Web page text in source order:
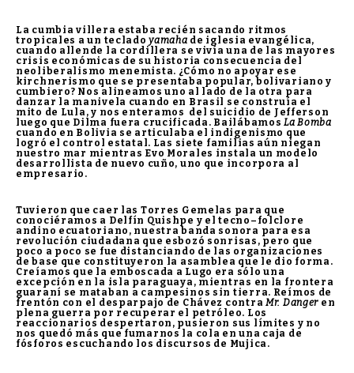
La cumbia villera estaba recién sacando ritmos
tropicales a un tecladoyamaha de iglesia evangélica,
cuando allende la cordillera se vivía una de las mayores
crisis económicas de su historia consecuencia del
neoliberalismo menemista. ¿Cómo no apoyar ese
kirchnerismo que se presentaba popular, bolivariano y
cumbiero? Nos alineamos uno al lado de la otra para
danzar la manivela cuando en Brasil se construía el
mito de Lula, y nos enteramos del suicidio de Jefferson
luego que Dilma fuera crucificada. Bailábamos La Bomba
cuando en Bolivia se articulaba el indigenismo que
logró el control estatal. Las siete familias aún niegan
nuestro mar mientras Evo Morales instala un modelo
desarrollista de nuevo cuño, uno que incorpora al
empresario.
Tuvieron que caer las Torres Gemelas para que
conociéramos a Delfín Quishpe y el tecno–folclore
andino ecuatoriano, nuestra banda sonora para esa
revolución ciudadana que esbozó sonrisas, pero que
poco a poco se fue distanciando de las organizaciones
de base que constituyeron la asamblea que le dio forma.
Creíamos que la emboscada a Lugo era sólo una
excepción en la isla paraguaya, mientras en la frontera
guaraní se mataban a campesinos sin tierra. Reímos de
frentón con el desparpajo de Chávez contra Mr. Danger en
plena guerra por recuperar el petróleo. Los
reaccionarios despertaron, pusieron sus límites y no
nos quedó más que fumarnos la cola en una caja de
fósforos escuchando los discursos de Mujica.